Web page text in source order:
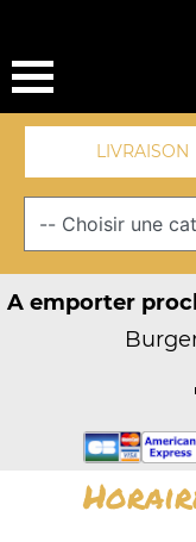
LIVRAISON
A emporter